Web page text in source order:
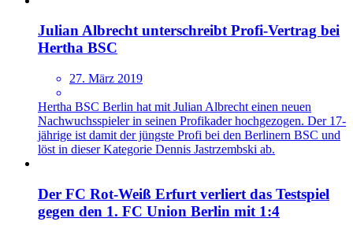
Julian Albrecht unterschreibt Profi-Vertrag bei
Hertha BSC
27. März 2019
Hertha BSC Berlin hat mit Julian Albrecht einen neuen
Nachwuchsspieler in seinen Profikader hochgezogen. Der 17-
jährige ist damit der jüngste Profi bei den Berlinern BSC und
löst in dieser Kategorie Dennis Jastrzembski ab.
Der FC Rot-Weiß Erfurt verliert das Testspiel
gegen den 1. FC Union Berlin mit 1:4